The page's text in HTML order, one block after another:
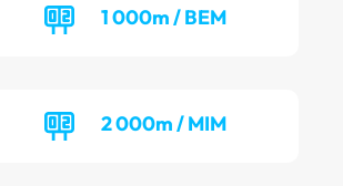
1 000m / BEM
2 000m / MIM